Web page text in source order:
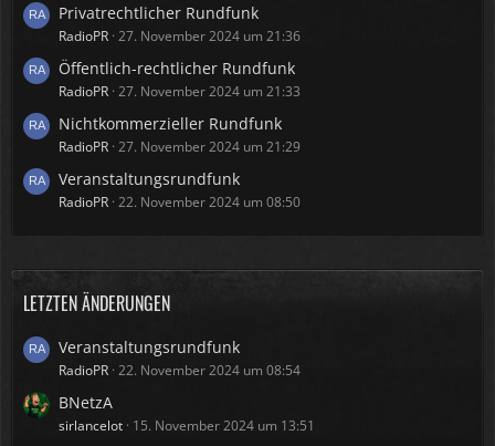
Privatrechtlicher Rundfunk
RadioPR 27. November 2024 um 21:36
Öffentlich-rechtlicher Rundfunk
RadioPR 27. November 2024 um 21:33
Nichtkommerzieller Rundfunk
RadioPR 27. November 2024 um 21:29
Veranstaltungsrundfunk
RadioPR 22. November 2024 um 08:50
LETZTEN ÄNDERUNGEN
Veranstaltungsrundfunk
RadioPR 22. November 2024 um 08:54
BNetzA
sirlancelot 15. November 2024 um 13:51